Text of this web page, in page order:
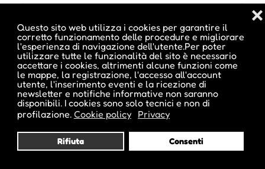
Questo sito web utilizza i cookies per garantire il
corretto funzionamento delle procedure e migliorare
l'esperienza di navigazione dell'utente.Per poter
utilizzare tutte le funzionalità del sito è necessario
accettare i cookies, altrimenti alcune funzioni come
le mappe, la registrazione, l'accesso all'account
utente, l'inserimento eventi e la ricezione di
newsletter e notifiche informative non saranno
disponibili. I cookies sono solo tecnici e non di
profilazione. Cookie policy Privacy
Rifiuta Consenti
❌
Pubblicato da :